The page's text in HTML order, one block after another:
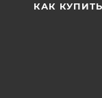
КАК КУПИТЬ